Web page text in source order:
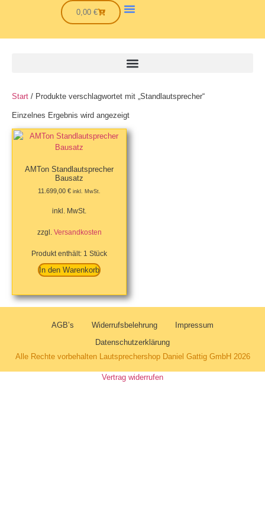
0,00€
Start / Produkte verschlagwortet mit „Standlautsprecher“
Einzelnes Ergebnis wird angezeigt
AMTon Standlautsprecher
Bausatz
11.699,00 € inkl. MwSt.
inkl. MwSt.
zzgl. Versandkosten
Produkt enthält: 1 Stück
In den Warenkorb
AGB’s Widerrufsbelehrung
Impressum
Datenschutzerklärung
Alle Rechte vorbehalten Lautsprechershop Daniel Gattig GmbH 2026
Vertrag widerrufen